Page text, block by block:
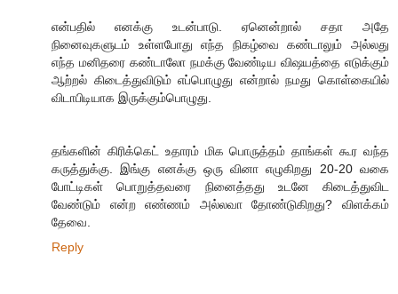
என்பதில் எனக்கு உடன்பாடு. ஏனென்றால் சதா அதே
நினைவுகளுடம் உள்ளபோது எந்த நிகழ்வை கண்டாலும் அல்லது
எந்த மனிதரை கண்டாலோ நமக்கு வேண்டிய விஷயத்தை எடுக்கும்
ஆற்றல் கிடைத்துவிடும் எப்பொழுது என்றால் நமது கொள்கையில்
விடாபிடியாக இருக்கும்பொழுது.
தங்களின் கிரிக்கெட் உதாரம் மிக பொருத்தம் தாங்கள் கூர வந்த
கருத்துக்கு. இங்கு எனக்கு ஒரு வினா எழுகிறது 20-20 வகை
போட்டிகள் பொறுத்தவரை நினைத்தது உடனே கிடைத்துவிட
வேண்டும் என்ற எண்ணம் அல்லவா தோண்டுகிறது? விளக்கம்
தேவை.
Reply